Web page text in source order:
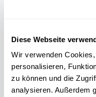
Diese Webseite
Wir verwenden
personalisieren,
zu können und die
analysieren. Außerdem